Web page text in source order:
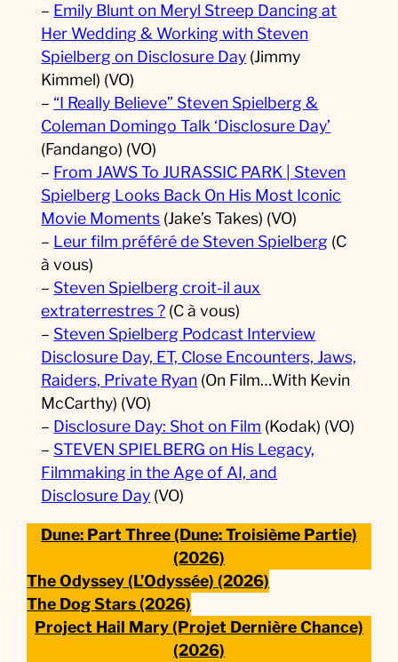
– Emily Blunt on Meryl Streep Dancing at
Her Wedding & Working with Steven
Spielberg on Disclosure Day (Jimmy
Kimmel) (VO)
– “I Really Believe” Steven Spielberg &
Coleman Domingo Talk ‘Disclosure Day’
(Fandango) (VO)
– From JAWS To JURASSIC PARK | Steven
Spielberg Looks Back On His Most Iconic
Movie Moments (Jake’s Takes) (VO)
– Leur film préféré de Steven Spielberg (C
à vous)
– Steven Spielberg croit-il aux
extraterrestres ? (C à vous)
– Steven Spielberg Podcast Interview
Disclosure Day, ET, Close Encounters, Jaws,
Raiders, Private Ryan (On Film…With Kevin
McCarthy) (VO)
– Disclosure Day: Shot on Film (Kodak) (VO)
– STEVEN SPIELBERG on His Legacy,
Filmmaking in the Age of AI, and
Disclosure Day (VO)
Dune: Part Three (Dune: Troisième Partie)
(2026)
The Odyssey (L’Odyssée) (2026)
The Dog Stars (2026)
Project Hail Mary (Projet Dernière Chance)
(2026)